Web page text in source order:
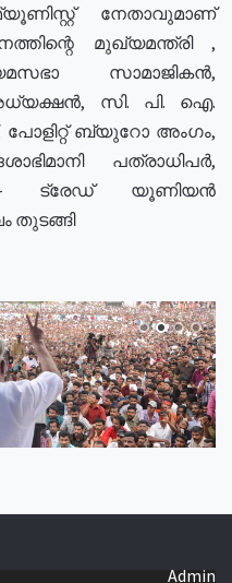
നേതാവുമാണ്
മുഖ്യമന്ത്രി ,
സാമാജികൻ,
സി. പി. ഐ.
പോളിറ്റ് ബ്യുറോ അംഗം,
പത്രാധിപർ,
- ട്രേഡ് യൂണിയൻ
തുടങ്ങി
Admin